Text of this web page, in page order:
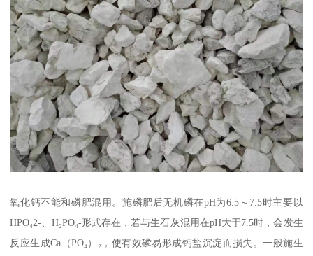
氧化钙不能和磷肥混用。施磷肥后无机磷在pH为6.5～7.5时主要以
HPO₄2-、H₂PO₄-形式存在，若与生石灰混用在pH大于7.5时，会发生
反应生成Ca（PO₄）₂，使有效磷易形成钙盐沉淀而损失。一般施生